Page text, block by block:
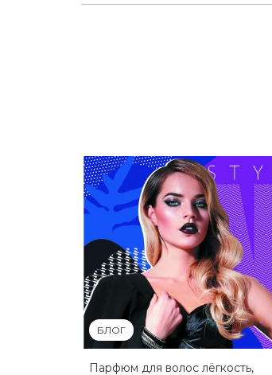
БЛОГ
Парфюм для волос лёгкость,